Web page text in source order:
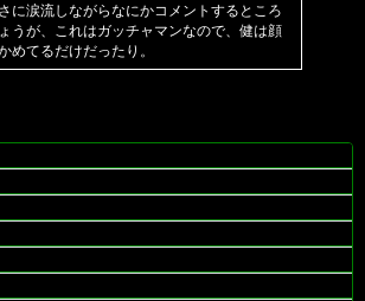
に涙流しながらなにかコメントするところ
うが、これはガッチャマンなので、健は顔
めてるだけだったり。